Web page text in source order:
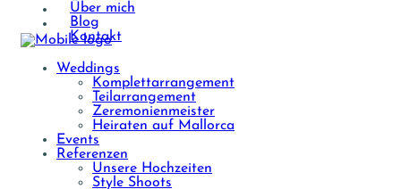
Über mich
Blog
Kontakt
Weddings
Komplettarrangement
Teilarrangement
Zeremonienmeister
Heiraten auf Mallorca
Events
Referenzen
Unsere Hochzeiten
Style Shoots